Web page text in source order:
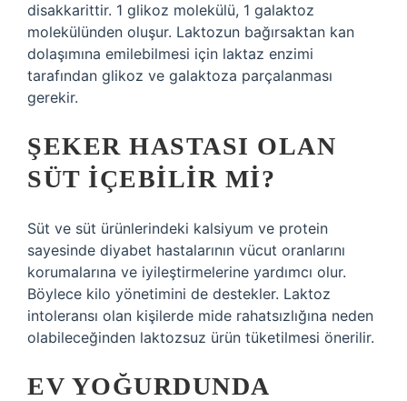
disakkarittir. 1 glikoz molekülü, 1 galaktoz
molekülünden oluşur. Laktozun bağırsaktan kan
dolaşımına emilebilmesi için laktaz enzimi
tarafından glikoz ve galaktoza parçalanması
gerekir.
ŞEKER HASTASI OLAN
SÜT IÇEBILIR MI?
Süt ve süt ürünlerindeki kalsiyum ve protein
sayesinde diyabet hastalarının vücut oranlarını
korumalarına ve iyileştirmelerine yardımcı olur.
Böylece kilo yönetimini de destekler. Laktoz
intoleransı olan kişilerde mide rahatsızlığına neden
olabileceğinden laktozsuz ürün tüketilmesi önerilir.
EV YOĞURDUNDA